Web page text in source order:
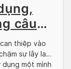
câu
thiệp vào
sự lây lan
một mình